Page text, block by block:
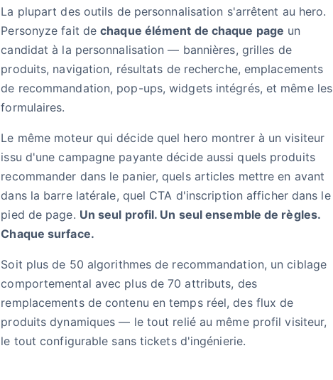
La plupart des outils de personnalisation s'arrêtent au hero.
Personyze fait dechaque élément de chaque page un
candidat à la personnalisation — bannières, grilles de
produits, navigation, résultats de recherche, emplacements
de recommandation, pop-ups, widgets intégrés, et même les
formulaires.
Le même moteur qui décide quel hero montrer à un visiteur
issu d'une campagne payante décide aussi quels produits
recommander dans le panier, quels articles mettre en avant
dans la barre latérale, quel CTA d'inscription afficher dans le
pied de page. Un seul profil. Un seul ensemble de règles.
Chaque surface.
Soit plus de 50 algorithmes de recommandation, un ciblage
comportemental avec plus de 70 attributs, des
remplacements de contenu en temps réel, des flux de
produits dynamiques — le tout relié au même profil visiteur,
le tout configurable sans tickets d'ingénierie.